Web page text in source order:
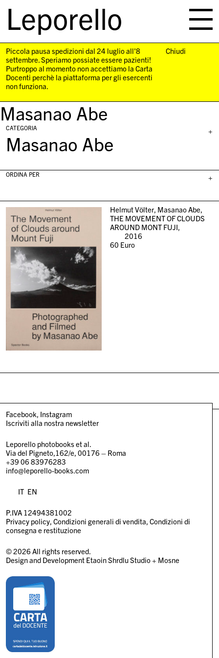
Leporello
navigation
Piccola pausa spedizioni dal 24 luglio all'8
settembre. Speriamo possiate essere pazienti!
Purtroppo al momento non accettiamo la Carta
Docenti perchè la piattaforma per gli esercenti
non funziona.
Chiudi
Masanao Abe
+
CATEGORIA
Masanao Abe
+
ORDINA PER
Helmut Völter, Masanao Abe,
THE MOVEMENT OF CLOUDS
AROUND MONT FUJI,
2016
60 Euro
Facebook Instagram
Iscriviti alla nostra newsletter
Leporello photobooks et al.
Via del Pigneto,162/e, 00176 – Roma
+39 06 83976283
info@leporello-books.com
IT EN
P.IVA 12494381002
Privacy policy Condizioni generali di vendita Condizioni di
consegna e restituzione
© 2026 All rights reserved.
Design and Development Etaoin Shrdlu Studio+ Mosne